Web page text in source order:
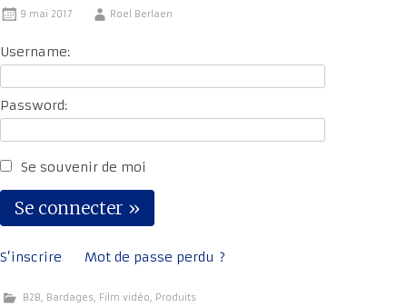
9 mai 2017 Roel Berlaen
Username:
Password:
Se souvenir de moi
S’inscrire Mot de passe perdu ?
B2B, Bardages, Film vidéo, Produits